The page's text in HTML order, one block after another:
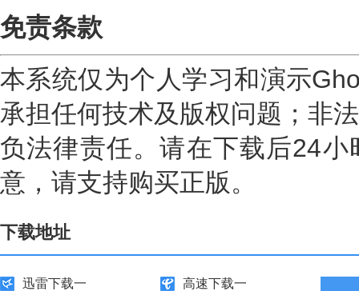
免责条款
本系统仅为个人学习和演示
承担任何技术及版权问题；非
负法律责任。请在下载后24
意，请支持购买正版。
下载地址
迅雷下载一 高速下载一